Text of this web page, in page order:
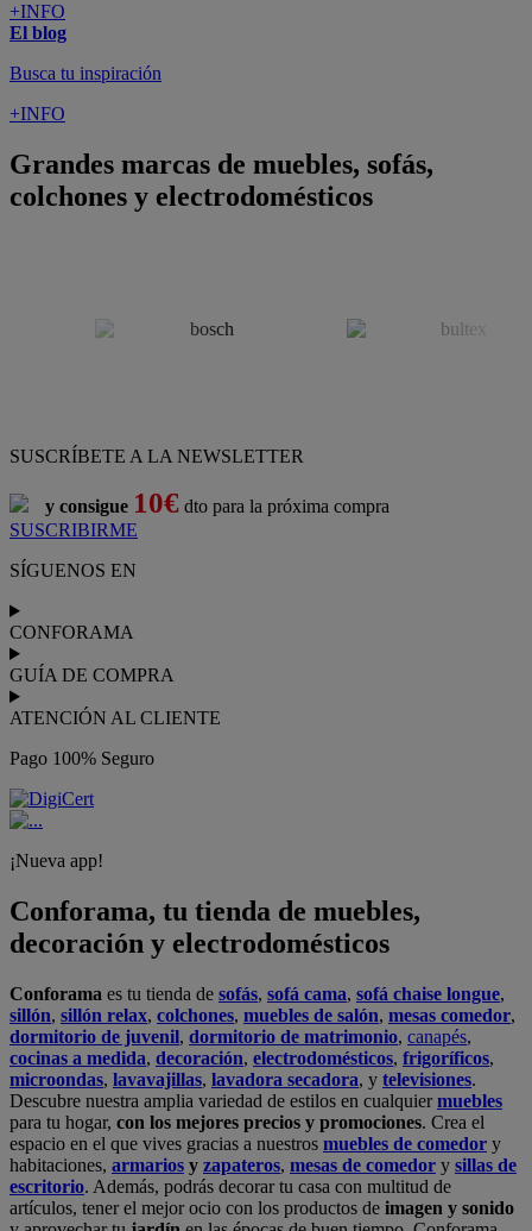
+INFO
El blog
Busca tu inspiración
+INFO
Grandes marcas de muebles, sofás,
colchones y electrodomésticos
SUSCRÍBETE A LA NEWSLETTER
y consigue 10€ dto para la próxima compra
SUSCRIBIRME
SÍGUENOS EN
CONFORAMA
GUÍA DE COMPRA
ATENCIÓN AL CLIENTE
Pago 100% Seguro
¡Nueva app!
Conforama, tu tienda de muebles,
decoración y electrodomésticos
Conforama es tu tienda de sofás, sofá cama, sofá chaise longue,
sillón, sillón relax, colchones, muebles de salón, mesas comedor,
dormitorio de juvenil, dormitorio de matrimonio, canapés,
cocinas a medida, decoración, electrodomésticos, frigoríficos,
microondas, lavavajillas, lavadora secadora, y televisiones.
Descubre nuestra amplia variedad de estilos en cualquiermuebles
para tu hogar, con los mejores precios y promociones. Crea el
espacio en el que vives gracias a nuestros muebles de comedor y
habitaciones, armarios y zapateros, mesas de comedor y sillas de
escritorio. Además, podrás decorar tu casa con multitud de
artículos, tener el mejor ocio con los productos de imagen y sonido